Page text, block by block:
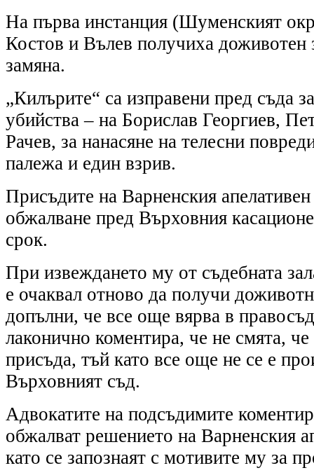
На първа инстанция (Шуменският
Костов и Вълев получиха доживотен
замяна.
„Килърите“ са изправени пред съда
убийства – на Борислав Георгиев,
Рачев, за нанасяне на телесни
палежа и един взрив.
Присъдите на Варненския
обжалване пред Върховния
срок.
При извеждането му от съдебната
е очаквал отново да получи
допълни, че все още вярва в
лаконично коментира, че не смята,
присъда, тъй като все още не се е
Върховният съд.
Адвокатите на подсъдимите
обжалват решението на Варненския
като се запознаят с мотивите му за